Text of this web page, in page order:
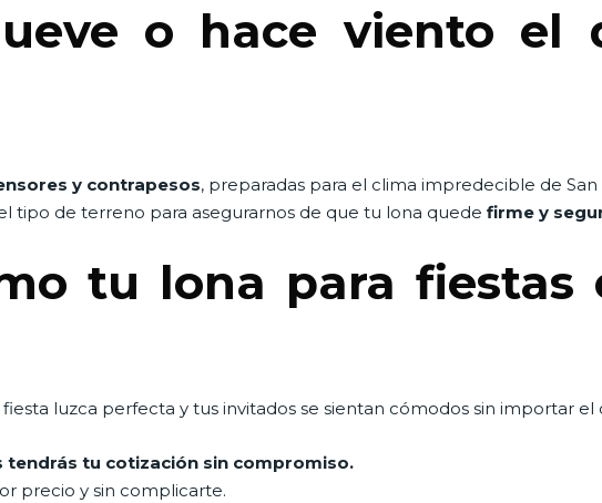
o hace viento el
y contrapesos, preparadas para el clima impredecible de San
tipo de terreno para asegurarnos de que tu lona quede firme y
tu lona para fiestas
luzca perfecta y tus invitados se sientan cómodos sin importar el
tendrás tu cotización sin compromiso.
precio y sin complicarte.